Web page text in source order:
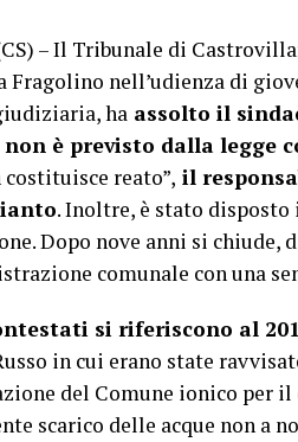
– Il Tribunale di
Fragolino nell’udienza di
ha assolto il
è previsto dalla legge
reato”, il
. Inoltre, è stato
Dopo nove anni si
comunale con una
si riferiscono al
in cui erano state
del Comune ionico per
scarico delle acque non a